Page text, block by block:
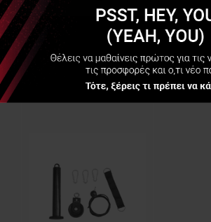
Είδες Πρόσφατα
Τροχαλία (Pulley Kit)